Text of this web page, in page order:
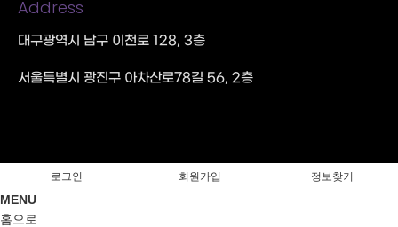
Address
대구광역시 남구 이천로 128, 3층
서울특별시 광진구 아차산로78길 56, 2층
로그인 회원가입 정보찾기
MENU
홈으로